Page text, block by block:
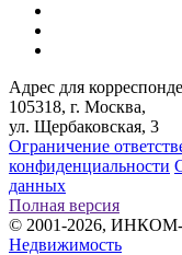
Адрес для
105318, г. Москва,
ул. Щербаковская, 3
Ограничение
конфиденциальности
данных
Полная версия
© 2001-2026, ИНКОМ-
Недвижимость